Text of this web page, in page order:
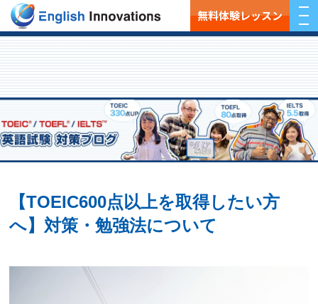
無料体験レッスン
【TOEIC600点以上を取得したい方
へ】対策・勉強法について